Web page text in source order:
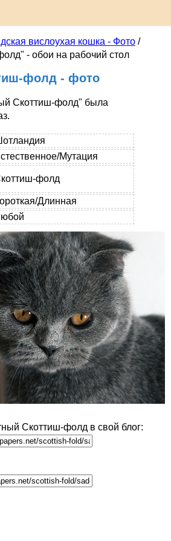
вислоухая кошка - Фото /
- обои на рабочий стол
фолд - фото
Скоттиш-фолд" была
Мутация
фолд
Длинная
Скоттиш-фолд в свой блог: